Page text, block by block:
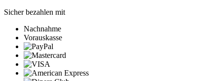
Sicher bezahlen mit
Nachnahme
Vorauskasse